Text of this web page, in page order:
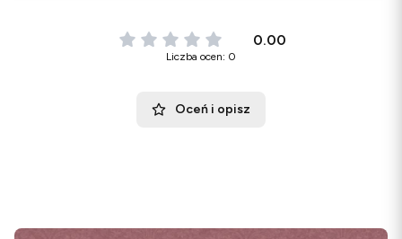
0.00
Liczba ocen: 0
Oceń i opisz